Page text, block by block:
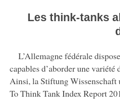
Les think-tanks
L’Allemagne fédérale
capables d’aborder une
Ainsi, la Stiftung Wissenschaft
To Think Tank Index Report